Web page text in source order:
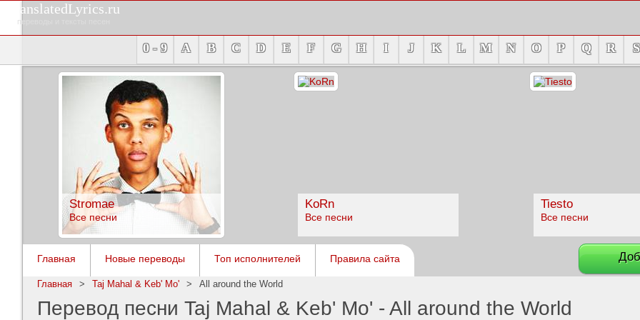
TranslatedLyrics.ru
переводы и тексты песен
0 - 9 A B C D E F G H I J K L M N O P Q R S
Stromae
Все песни
KoRn
Все песни
Tiesto
Все песни
Главная Новые переводы Топ исполнителей Правила сайта
Главная > Taj Mahal & Keb' Mo' > All around the World
Перевод песни Taj Mahal & Keb' Mo' - All around the World